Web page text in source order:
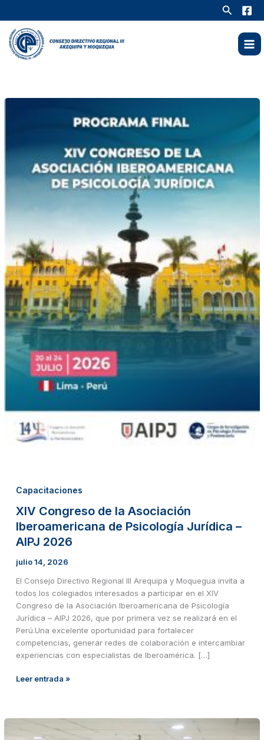
contenido
Buscar
Capacitaciones
XIV Congreso de la Asociación
Iberoamericana de Psicología Jurídica –
AIPJ 2026
julio 14, 2026
El Consejo Directivo Regional III Arequipa y Moquegua invita a
todos los colegiados interesados a participar en el XIV
Congreso de la Asociación Iberoamericana de Psicología
Jurídica – AIPJ 2026, que por primera vez se realizará en el
Perú.Una excelente oportunidad para fortalecer
competencias, generar redes de colaboración e intercambiar
experiencias con especialistas de Iberoamérica. […]
Iberoamericana
de
Psicología
2026
Leer entrada »